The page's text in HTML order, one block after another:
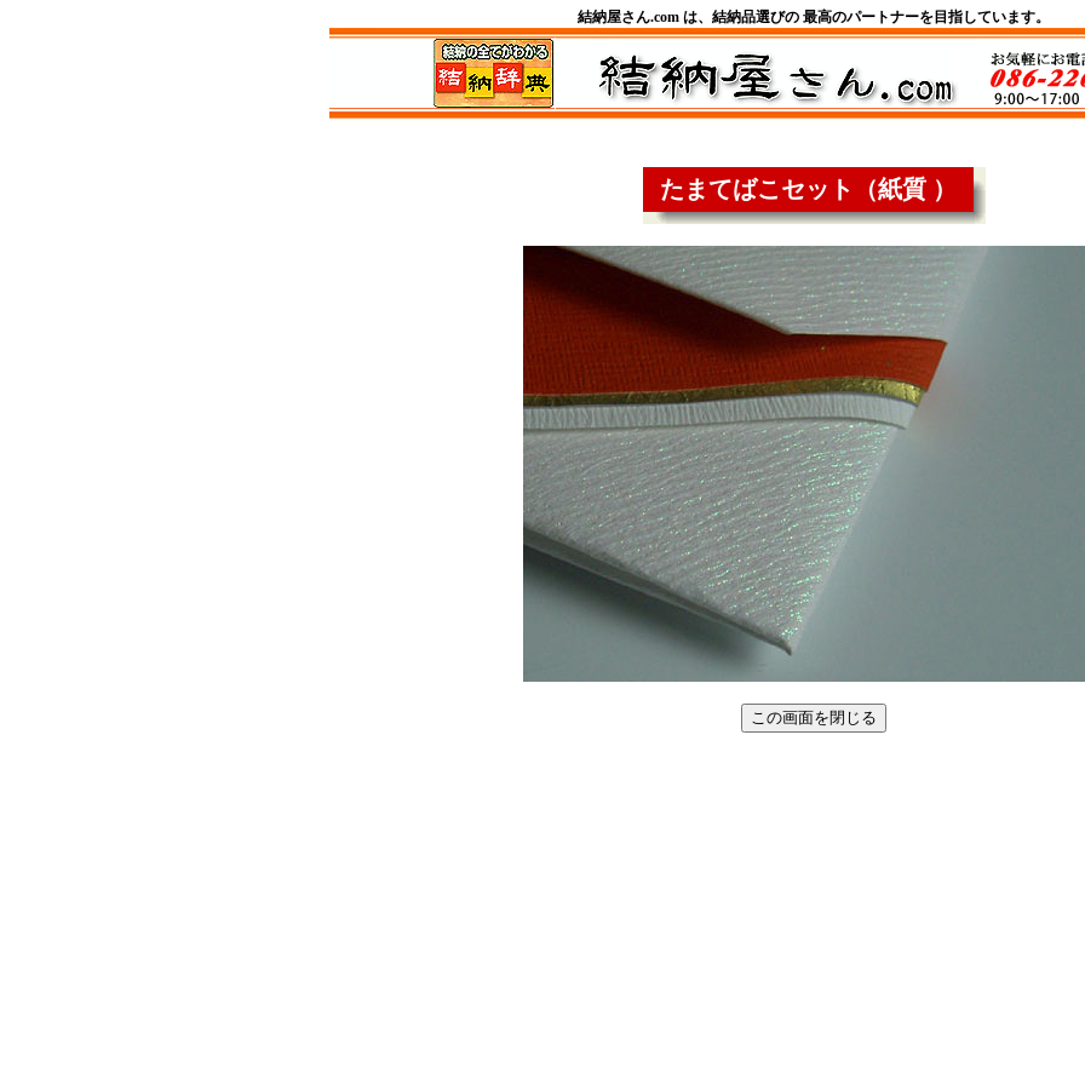
結納屋さん.com は、結納品選びの 最高のパートナーを目指しています。
たまてばこセット（紙質 ）